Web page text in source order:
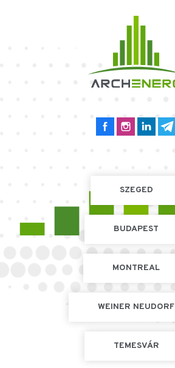
SZEGED
BUDAPEST
MONTREAL
WEINER NEUDORF
TEMESVÁR